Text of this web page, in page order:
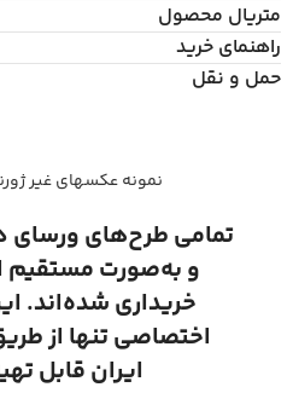
متریال محصول
راهنمای خرید
حمل و نقل
نمونه عکسهای غیر
تمامی طرح‌های ورسای
و به‌صورت مستقیم
خریداری شده‌اند.
اختصاصی تنها از
ایران قابل